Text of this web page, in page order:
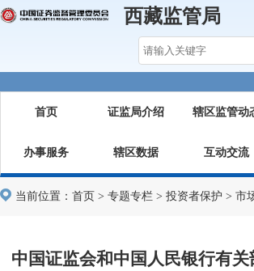
西藏监管局
首页 证监局介绍 辖区监管动
办事服务 辖区数据 互动交流
当前位置： 首页 > 专题专栏 > 投资者保护 > 市
中国证监会和中国人民银行有